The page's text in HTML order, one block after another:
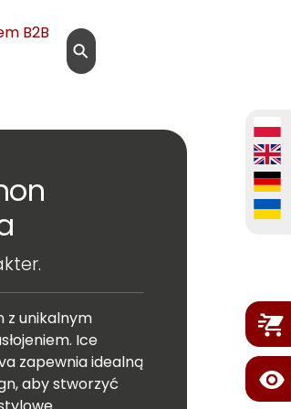
B2B
⚲
z unikalnym
Ice
zapewnia idealną
aby stworzyć